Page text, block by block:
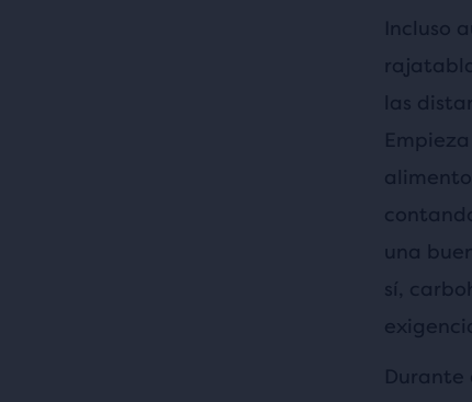
Incluso
las
una
sí,
Durante